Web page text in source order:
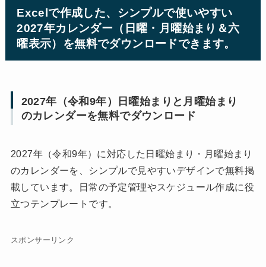
Excelで作成した、シンプルで使いやすい
2027年カレンダー（日曜・月曜始まり＆六
曜表示）を無料でダウンロードできます。
2027年（令和9年）日曜始まりと月曜始まり
のカレンダーを無料でダウンロード
2027年（令和9年）に対応した日曜始まり・月曜始まり
のカレンダーを、シンプルで見やすいデザインで無料掲
載しています。日常の予定管理やスケジュール作成に役
立つテンプレートです。
スポンサーリンク